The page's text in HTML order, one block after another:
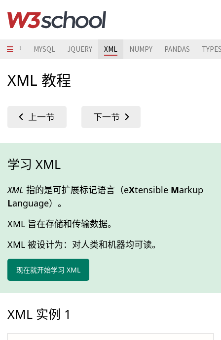
MYSQL JQUERY XML NUMPY PANDAS
XML 教程
学习 XML
XML 指的是可扩展标记语言（eXtensible Markup
Language）。
XML 旨在存储和传输数据。
XML 被设计为：对人类和机器均可读。
现在就开始学习 XML
XML 实例 1